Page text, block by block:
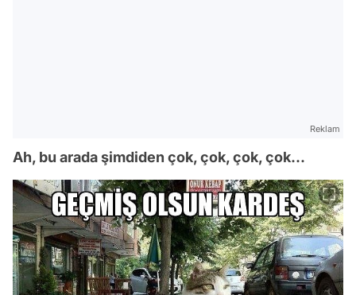
Reklam
Ah, bu arada şimdiden çok, çok, çok, çok...